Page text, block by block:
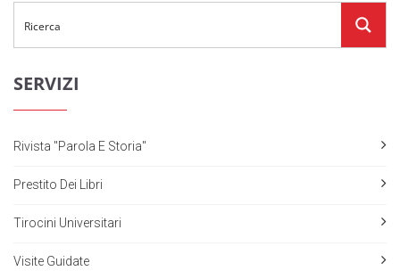
SERVIZI
Rivista "Parola E Storia"
Prestito Dei Libri
Tirocini Universitari
Visite Guidate